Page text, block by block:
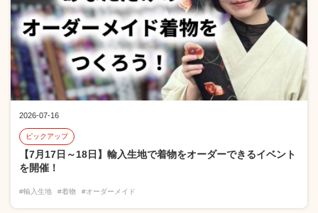
2026-07-16
ピックアップ
【7月17日～18日】輸入生地で着物をオーダーできるイベント
を開催！
#輸入生地 #着物 #オーダーメイド